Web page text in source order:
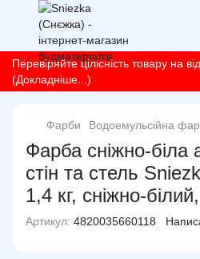
Перевіряйте цілісність товару на
(Докладніше...)
Фарби Водоемульсійна
Фарба сніжно-біла
стін та стель
1,4 кг, сніжно-
Артикул: 4820035660118